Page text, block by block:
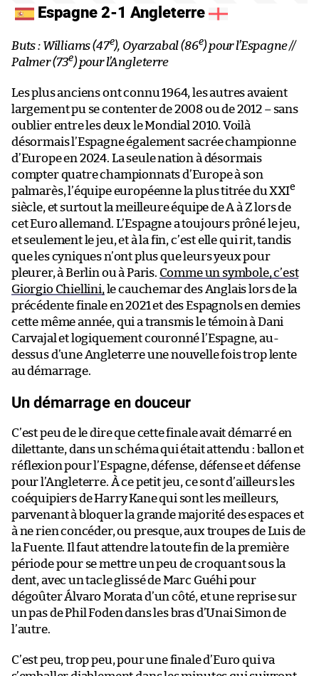
Espagne 2-1 Angleterre
Buts : Williams (47e), Oyarzabal (86e) pour l’Espagne //
Palmer (73e) pour l’Angleterre
Les plus anciens ont connu 1964, les autres avaient
largement pu se contenter de 2008 ou de 2012 – sans
oublier entre les deux le Mondial 2010. Voilà
désormais l’Espagne également sacrée championne
d’Europe en 2024. La seule nation à désormais
compter quatre championnats d’Europe à son
palmarès, l’équipe européenne la plus titrée du XXIe
siècle, et surtout la meilleure équipe de A à Z lors de
cet Euro allemand. L’Espagne a toujours prôné le jeu,
et seulement le jeu, et à la fin, c’est elle qui rit, tandis
que les cyniques n’ont plus que leurs yeux pour
pleurer, à Berlin ou à Paris. Comme un symbole, c’est
Giorgio Chiellini, le cauchemar des Anglais lors de la
précédente finale en 2021 et des Espagnols en demies
cette même année, qui a transmis le témoin à Dani
Carvajal et logiquement couronné l’Espagne, au-
dessus d’une Angleterre une nouvelle fois trop lente
au démarrage.
Un démarrage en douceur
C’est peu de le dire que cette finale avait démarré en
dilettante, dans un schéma qui était attendu : ballon et
réflexion pour l’Espagne, défense, défense et défense
pour l’Angleterre. À ce petit jeu, ce sont d’ailleurs les
coéquipiers de Harry Kane qui sont les meilleurs,
parvenant à bloquer la grande majorité des espaces et
à ne rien concéder, ou presque, aux troupes de Luis de
la Fuente. Il faut attendre la toute fin de la première
période pour se mettre un peu de croquant sous la
dent, avec un tacle glissé de Marc Guéhi pour
dégoûter Álvaro Morata d’un côté, et une reprise sur
un pas de Phil Foden dans les bras d’Unai Simon de
l’autre.
C’est peu, trop peu, pour une finale d’Euro qui va